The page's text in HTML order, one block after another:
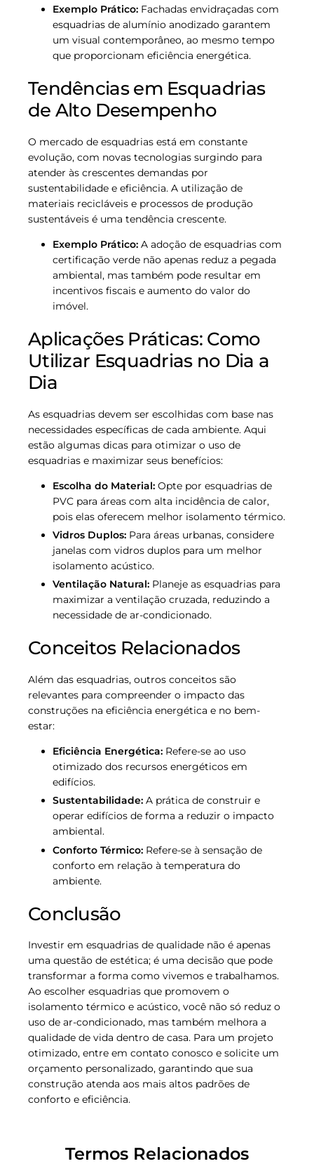
Exemplo Prático: Fachadas envidraçadas com
esquadrias de alumínio anodizado garantem
um visual contemporâneo, ao mesmo tempo
que proporcionam eficiência energética.
Tendências em Esquadrias
de Alto Desempenho
O mercado de esquadrias está em constante
evolução, com novas tecnologias surgindo para
atender às crescentes demandas por
sustentabilidade e eficiência. A utilização de
materiais recicláveis e processos de produção
sustentáveis é uma tendência crescente.
Exemplo Prático: A adoção de esquadrias com
certificação verde não apenas reduz a pegada
ambiental, mas também pode resultar em
incentivos fiscais e aumento do valor do
imóvel.
Aplicações Práticas: Como
Utilizar Esquadrias no Dia a
Dia
As esquadrias devem ser escolhidas com base nas
necessidades específicas de cada ambiente. Aqui
estão algumas dicas para otimizar o uso de
esquadrias e maximizar seus benefícios:
Escolha do Material: Opte por esquadrias de
PVC para áreas com alta incidência de calor,
pois elas oferecem melhor isolamento térmico.
Vidros Duplos: Para áreas urbanas, considere
janelas com vidros duplos para um melhor
isolamento acústico.
Ventilação Natural: Planeje as esquadrias para
maximizar a ventilação cruzada, reduzindo a
necessidade de ar-condicionado.
Conceitos Relacionados
Além das esquadrias, outros conceitos são
relevantes para compreender o impacto das
construções na eficiência energética e no bem-
estar:
Eficiência Energética: Refere-se ao uso
otimizado dos recursos energéticos em
edifícios.
Sustentabilidade: A prática de construir e
operar edifícios de forma a reduzir o impacto
ambiental.
Conforto Térmico: Refere-se à sensação de
conforto em relação à temperatura do
ambiente.
Conclusão
Investir em esquadrias de qualidade não é apenas
uma questão de estética; é uma decisão que pode
transformar a forma como vivemos e trabalhamos.
Ao escolher esquadrias que promovem o
isolamento térmico e acústico, você não só reduz o
uso de ar-condicionado, mas também melhora a
qualidade de vida dentro de casa. Para um projeto
otimizado, entre em contato conosco e solicite um
orçamento personalizado, garantindo que sua
construção atenda aos mais altos padrões de
conforto e eficiência.
Termos Relacionados